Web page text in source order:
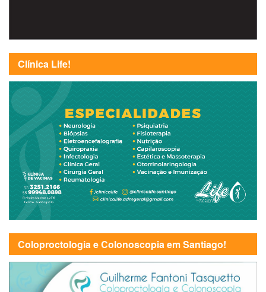
Clínica Life!
Coloproctologia e Colonoscopia em Santiago!